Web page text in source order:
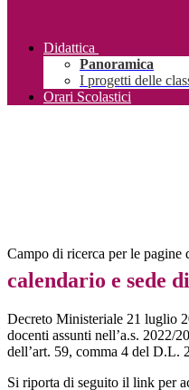
Didattica
Panoramica
I progetti delle
Orari Scolastici
Campo di ricerca per le pagine
calendario e sede
Decreto Ministeriale 21 luglio
docenti assunti nell’a.s. 2022/
dell’art. 59, comma 4 del D.L.
Si riporta di seguito il link per